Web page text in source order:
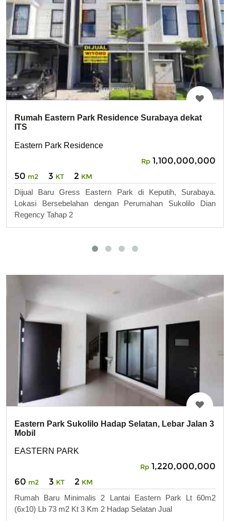
Rumah Eastern Park Residence Surabaya dekat
ITS
Eastern Park Residence
Rp 1,100,000,000
50 m2 3 KT 2 KM
Dijual Baru Gress Eastern Park di Keputih, Surabaya.
Lokasi Bersebelahan dengan Perumahan Sukolilo Dian
Regency Tahap 2
Eastern Park Sukolilo Hadap Selatan, Lebar Jalan 3
Mobil
EASTERN PARK
Rp 1,220,000,000
60 m2 3 KT 2 KM
Rumah Baru Minimalis 2 Lantai Eastern Park Lt 60m2
(6x10) Lb 73 m2 Kt 3 Km 2 Hadap Selatan Jual